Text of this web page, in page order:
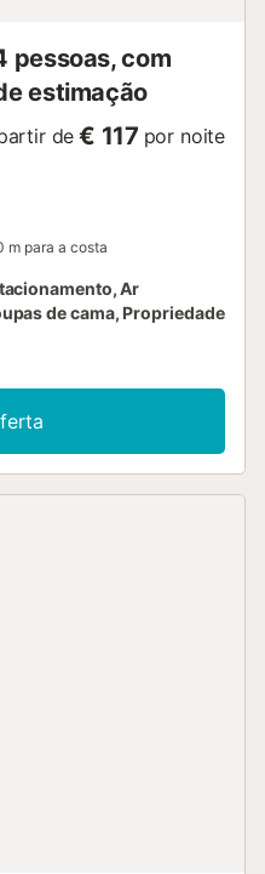
pessoas, com
estimação
de € 117 por noite
m para a costa
Ar
de cama, Propriedade